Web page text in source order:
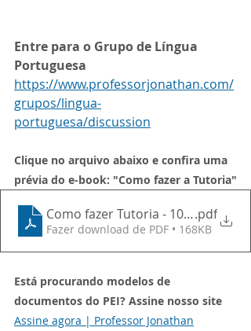
Entre para o Grupo de Língua
Portuguesa
https://www.professorjonathan.com/
grupos/lingua-
portuguesa/discussion
Clique no arquivo abaixo e confira uma
prévia do e-book: "Como fazer a Tutoria"
Como fazer Tutoria - 10 Roteiros
.pdf
Fazer download de PDF • 168KB
Está procurando modelos de
documentos do PEI? Assine nosso site
Assine agora | Professor Jonathan